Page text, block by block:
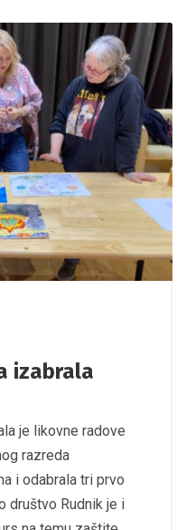
izabrala
je likovne radove
razreda
i odabrala tri prvo
društvo Rudnik je i